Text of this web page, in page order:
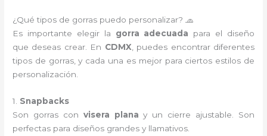
¿Qué tipos de gorras puedo personalizar? 🧢
Es importante elegir la gorra adecuada para el diseño
que deseas crear. En CDMX , puedes encontrar diferentes
tipos de gorras, y cada una es mejor para ciertos estilos de
personalización.
1. Snapbacks
Son gorras con visera plana y un cierre ajustable. Son
perfectas para diseños grandes y llamativos.